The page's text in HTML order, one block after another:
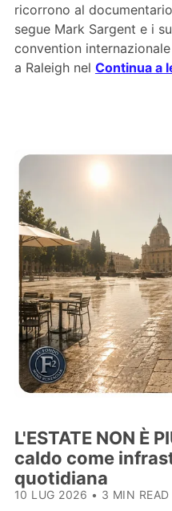
ricorrono al
segue Mark Sargent e i
convention
a Raleigh nel Continua a
L'ESTATE NON È
caldo come
quotidiana
10 LUG 2026 • 3 MIN READ